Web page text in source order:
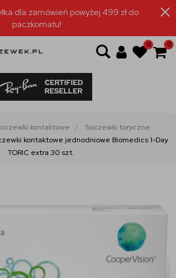
dla zamówień powyżej 499 zł do
paczkomatu!
0 0
kontaktowe
Soczewki toryczne
kontaktowe jednodniowe Biomedics 1-Day
TORIC extra 30 szt.